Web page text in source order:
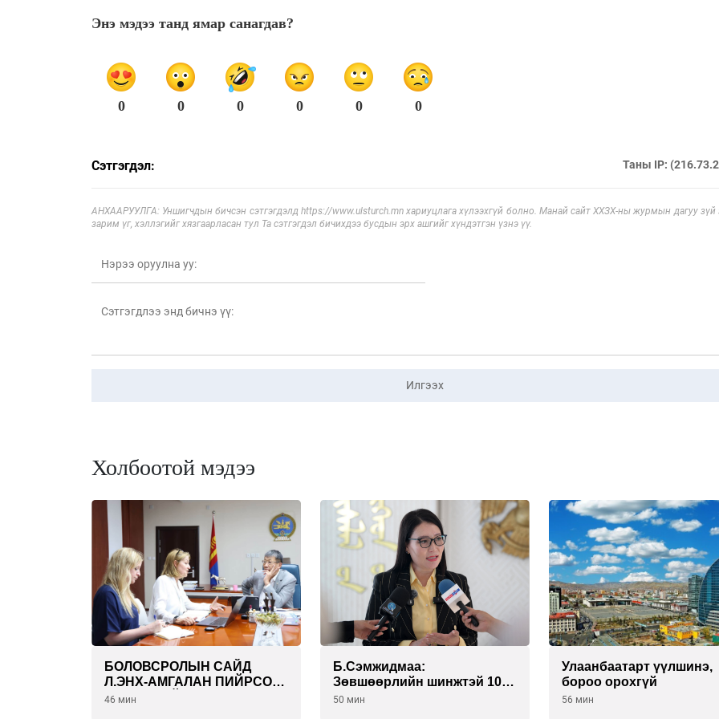
Энэ мэдээ танд ямар санагдав?
0 0 0 0 0 0
Сэтгэгдэл: Таны IP:
АНХААРУУЛГА: Уншигчдын бичсэн сэтгэгдэлд https://www.ulsturch.mn хариуцлага хүлээхгүй болно. Манай сайт ХХЗХ-ны журмын дагуу зүй
зарим үг, хэллэгийг хязгаарласан тул Та сэтгэгдэл бичихдээ бусдын эрх ашгийг хүндэтгэн үзнэ үү.
Илгээх
Холбоотой мэдээ
БОЛОВСРОЛЫН САЙД
Л.ЭНХ-АМГАЛАН ПИЙРСОН
КОМПАНИЙН
46 мин
Б.Сэмжидмаа:
Зөвшөөрлийн шинжтэй 103
бүртгэлээс нийслэлийн
50 мин
Улаанбаатарт үүлшинэ,
бороо орохгүй
56 мин